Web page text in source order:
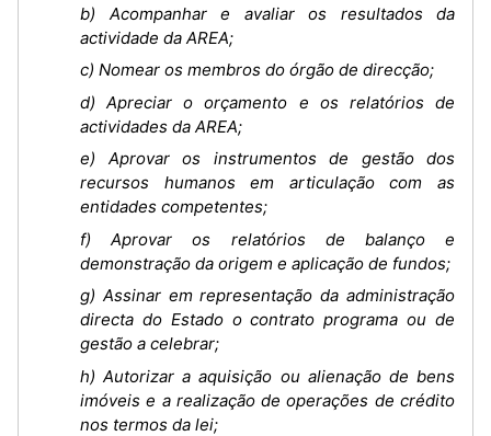
b) Acompanhar e avaliar os resultados da
actividade da AREA;
c) Nomear os membros do órgão de direcção;
d) Apreciar o orçamento e os relatórios de
actividades da AREA;
e) Aprovar os instrumentos de gestão dos
recursos humanos em articulação com as
entidades competentes;
f) Aprovar os relatórios de balanço e
demonstração da origem e aplicação de fundos;
g) Assinar em representação da administração
directa do Estado o contrato programa ou de
gestão a celebrar;
h) Autorizar a aquisição ou alienação de bens
imóveis e a realização de operações de crédito
nos termos da lei;